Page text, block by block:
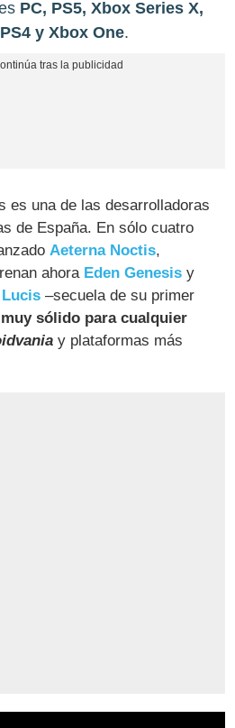
PC, PS5, Xbox Series X,
y Xbox One.
es una de las desarrolladoras
de España. En sólo cuatro
Aeterna Noctis,
ahora Eden Genesis y
–secuela de su primer
sólido para cualquier
y plataformas más